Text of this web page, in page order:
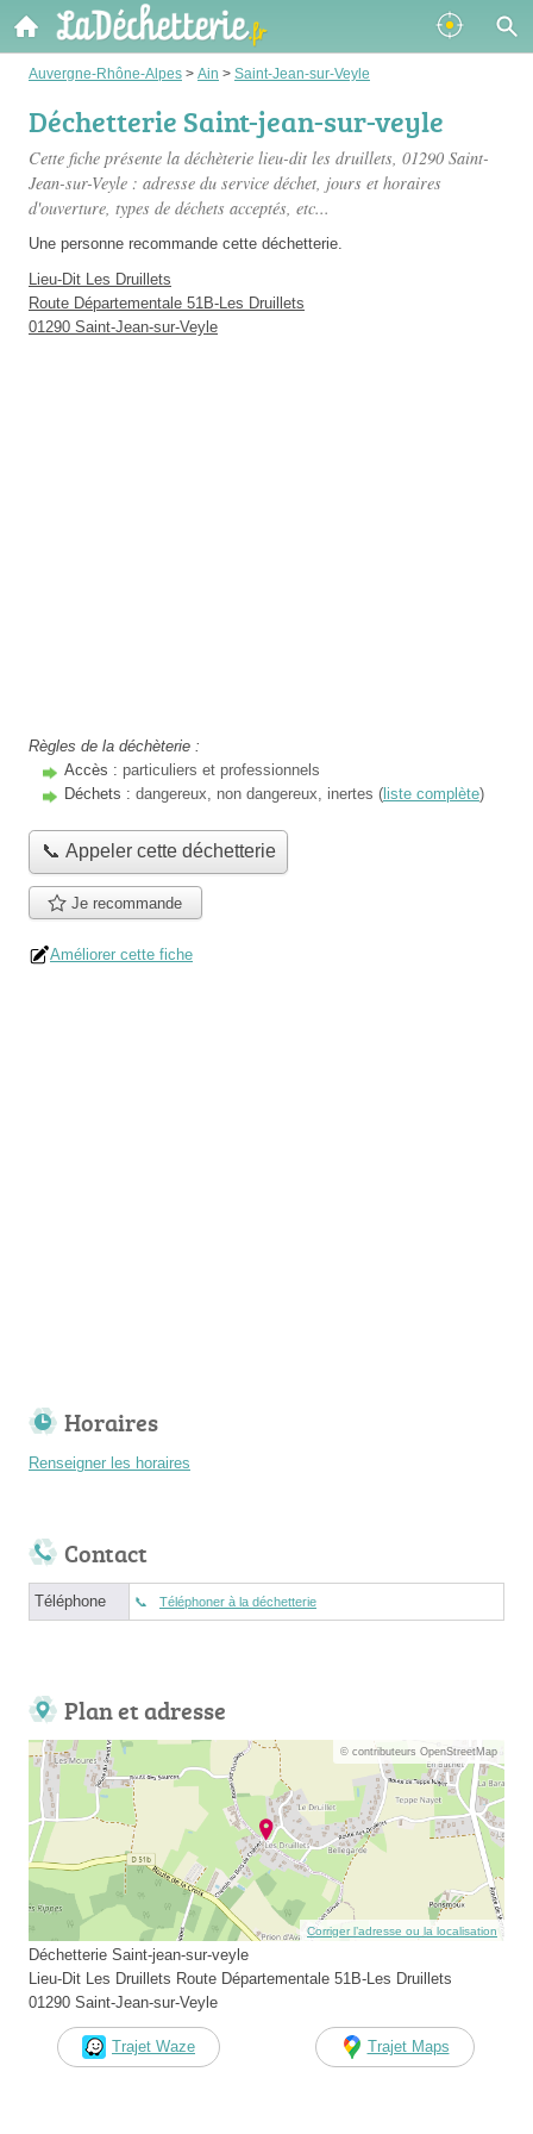
Auvergne-Rhône-Alpes > Ain > Saint-Jean-sur-Veyle
Déchetterie Saint-jean-sur-veyle
Cette fiche présente la déchèterie lieu-dit les druillets, 01290 Saint-
Jean-sur-Veyle : adresse du service déchet, jours et horaires
d'ouverture, types de déchets acceptés, etc...
Une personne recommande cette déchetterie.
Lieu-Dit Les Druillets
Route Départementale 51B-Les Druillets
01290 Saint-Jean-sur-Veyle
Règles de la déchèterie :
Accès : particuliers et professionnels
Déchets : dangereux, non dangereux, inertes ( liste complète)
📞 Appeler cette déchetterie
Je recommande
Améliorer cette fiche
Horaires
Renseigner les horaires
Contact
Téléphone Téléphoner à la déchetterie
Plan et adresse
© contributeurs OpenStreetMap
Corriger l’adresse ou la localisation
Déchetterie Saint-jean-sur-veyle
Lieu-Dit Les Druillets Route Départementale 51B-Les Druillets
01290 Saint-Jean-sur-Veyle
Trajet Waze Trajet Maps